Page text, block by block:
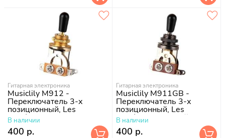
Гитарная электроника
Musiclily M912 -
Переключатель 3-х
позиционный, Les
Paul/EPI, золото
В наличии
400 р.
Гитарная электроника
Musiclily M911GB -
Переключатель 3-х
позиционный, Les
Paul/EPI, черненый
В наличии
400 р.